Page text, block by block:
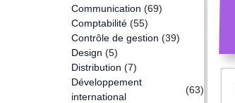
Communication (69)
Comptabilité (55)
Contrôle de gestion (39)
Design (5)
Distribution (7)
Développement
international
(63)